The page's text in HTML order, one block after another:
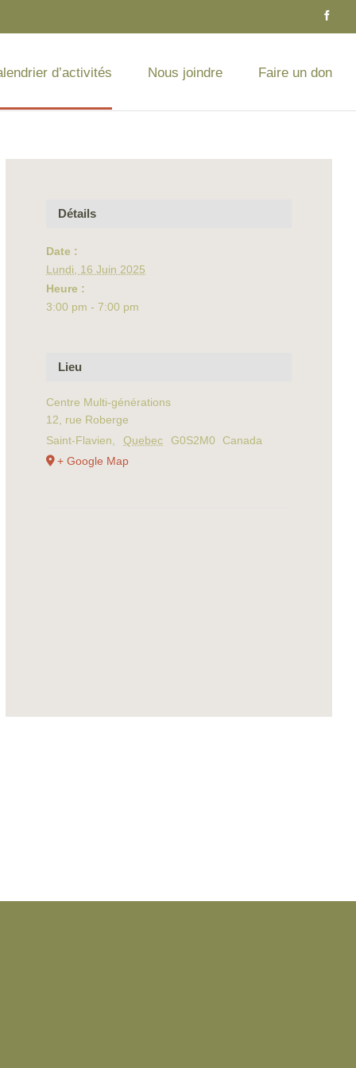
d’activités Nous joindre Faire un don
Détails
Date :
Lundi, 16 Juin 2025
Heure :
3:00 pm - 7:00 pm
Lieu
Centre Multi-générations
12, rue Roberge
Saint-Flavien, Quebec G0S2M0
Canada
+ Google Map